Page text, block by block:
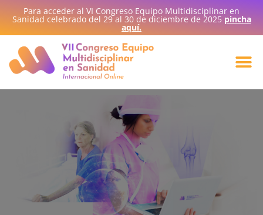
Para acceder al VI Congreso Equipo Multidisciplinar en
Sanidad celebrado del 29 al 30 de diciembre de 2025 pincha
aquí.